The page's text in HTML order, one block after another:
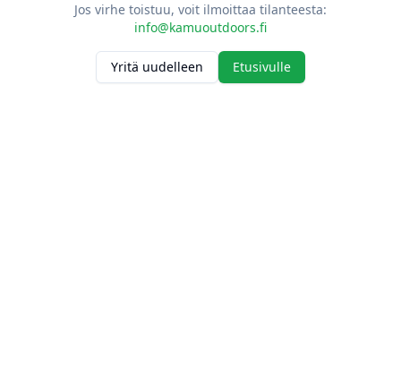
Jos virhe toistuu, voit ilmoittaa tilanteesta:
info@kamuoutdoors.fi
Yritä uudelleen Etusivulle